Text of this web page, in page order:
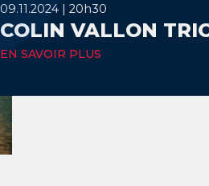
09.11.2024 | 20h30
COLIN VALLON
EN SAVOIR PLUS